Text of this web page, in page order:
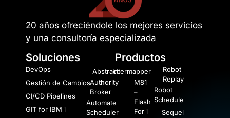
20 años ofreciéndole los mejores servicios
y una consultoría especializada
Soluciones
DevOps
Gestión de Cambios
CI/CD Pipelines
GIT for IBM i
Productos
Abstract
Authority
Broker
Automate
Scheduler
Intermapper
M81
–
Flash
For i
Robot
Replay
Robot
Schedule
Sequel